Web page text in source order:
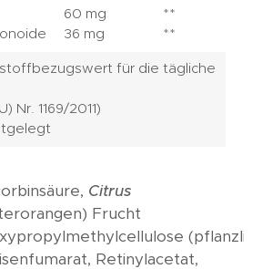
60 mg
36 mg
**
**
für die tägliche
Nr. 1169/2011)
Citrus
Frucht
Retinylacetat,